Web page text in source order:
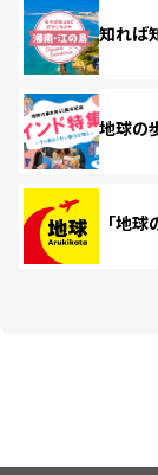
知れば
地球の
「地